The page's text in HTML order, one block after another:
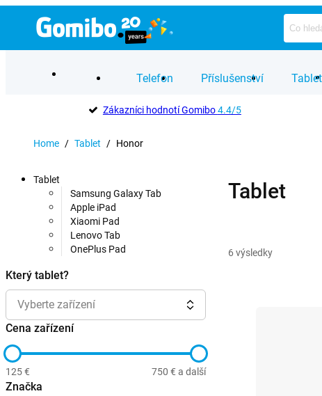
Telefon Příslušenství
Zákazníci hodnotí Gomibo4.4/5
Home / Tablet / Honor
Tablet
Samsung Galaxy Tab
Apple iPad
Xiaomi Pad
Lenovo Tab
OnePlus Pad
Který tablet?
Vyberte zařízení
Cena zařízení
125 € 750 € a další
Značka
Tablet
6 výsledky